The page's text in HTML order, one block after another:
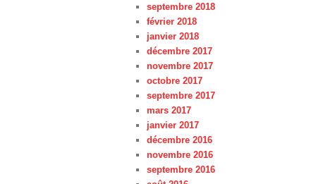
septembre 2018
février 2018
janvier 2018
décembre 2017
novembre 2017
octobre 2017
septembre 2017
mars 2017
janvier 2017
décembre 2016
novembre 2016
septembre 2016